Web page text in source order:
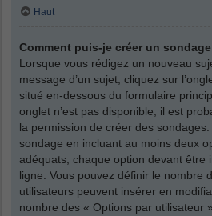
Haut
Comment puis-je créer un
Lorsque vous rédigez un nouveau
message d’un sujet, cliquez sur
situé en-dessous du formulaire
onglet n’est pas disponible, il est
la permission de créer des
sondage en incluant au moins deux
adéquats, chaque option devant être
ligne. Vous pouvez définir le nombre
utilisateurs peuvent insérer en
nombre des « Options par utilisateur